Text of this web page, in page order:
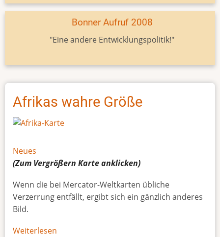
Bonner Aufruf 2008
"Eine andere Entwicklungspolitik!"
Afrikas wahre Größe
Neues
(Zum Vergrößern Karteanklicken)
Wenn die bei Mercator-Weltkarten übliche
Verzerrung entfällt, ergibt sich ein gänzlich anderes
Bild.
Weiterlesen